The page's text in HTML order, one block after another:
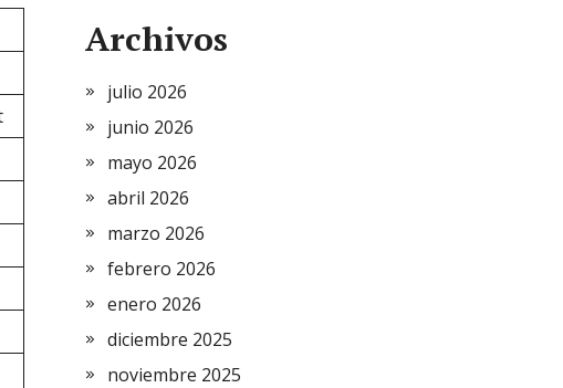
Archivos
julio 2026
junio 2026
mayo 2026
abril 2026
marzo 2026
febrero 2026
enero 2026
diciembre 2025
noviembre 2025